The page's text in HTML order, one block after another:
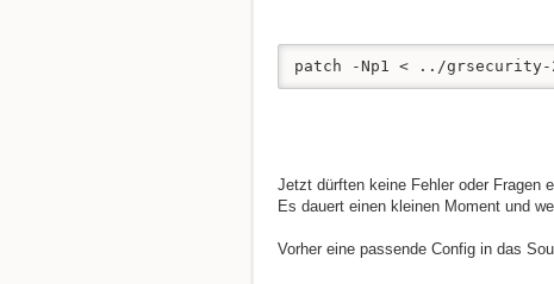
patch -Np1 < ../grsecurity-
Jetzt dürften keine Fehler oder Fragen
Es dauert einen kleinen Moment und
Vorher eine passende Config in das